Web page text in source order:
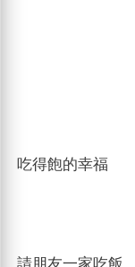
吃得飽的幸福